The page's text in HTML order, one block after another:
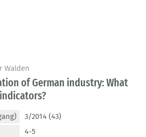
Walden
of German industry: What
3/2014 (43)
4-5